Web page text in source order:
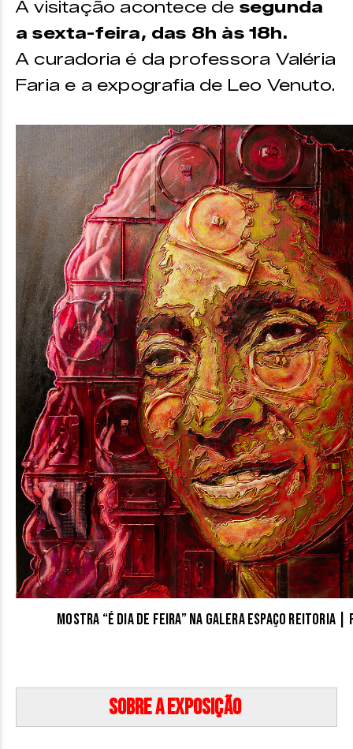
A visitação acontece de segunda
a sexta-feira, das 8h às 18h.
A curadoria é da professora Valéria
Faria e a expografia de Leo Venuto.
Mostra “É dia de Feira” na Galera Espaço Reitoria
Sobre a exposição